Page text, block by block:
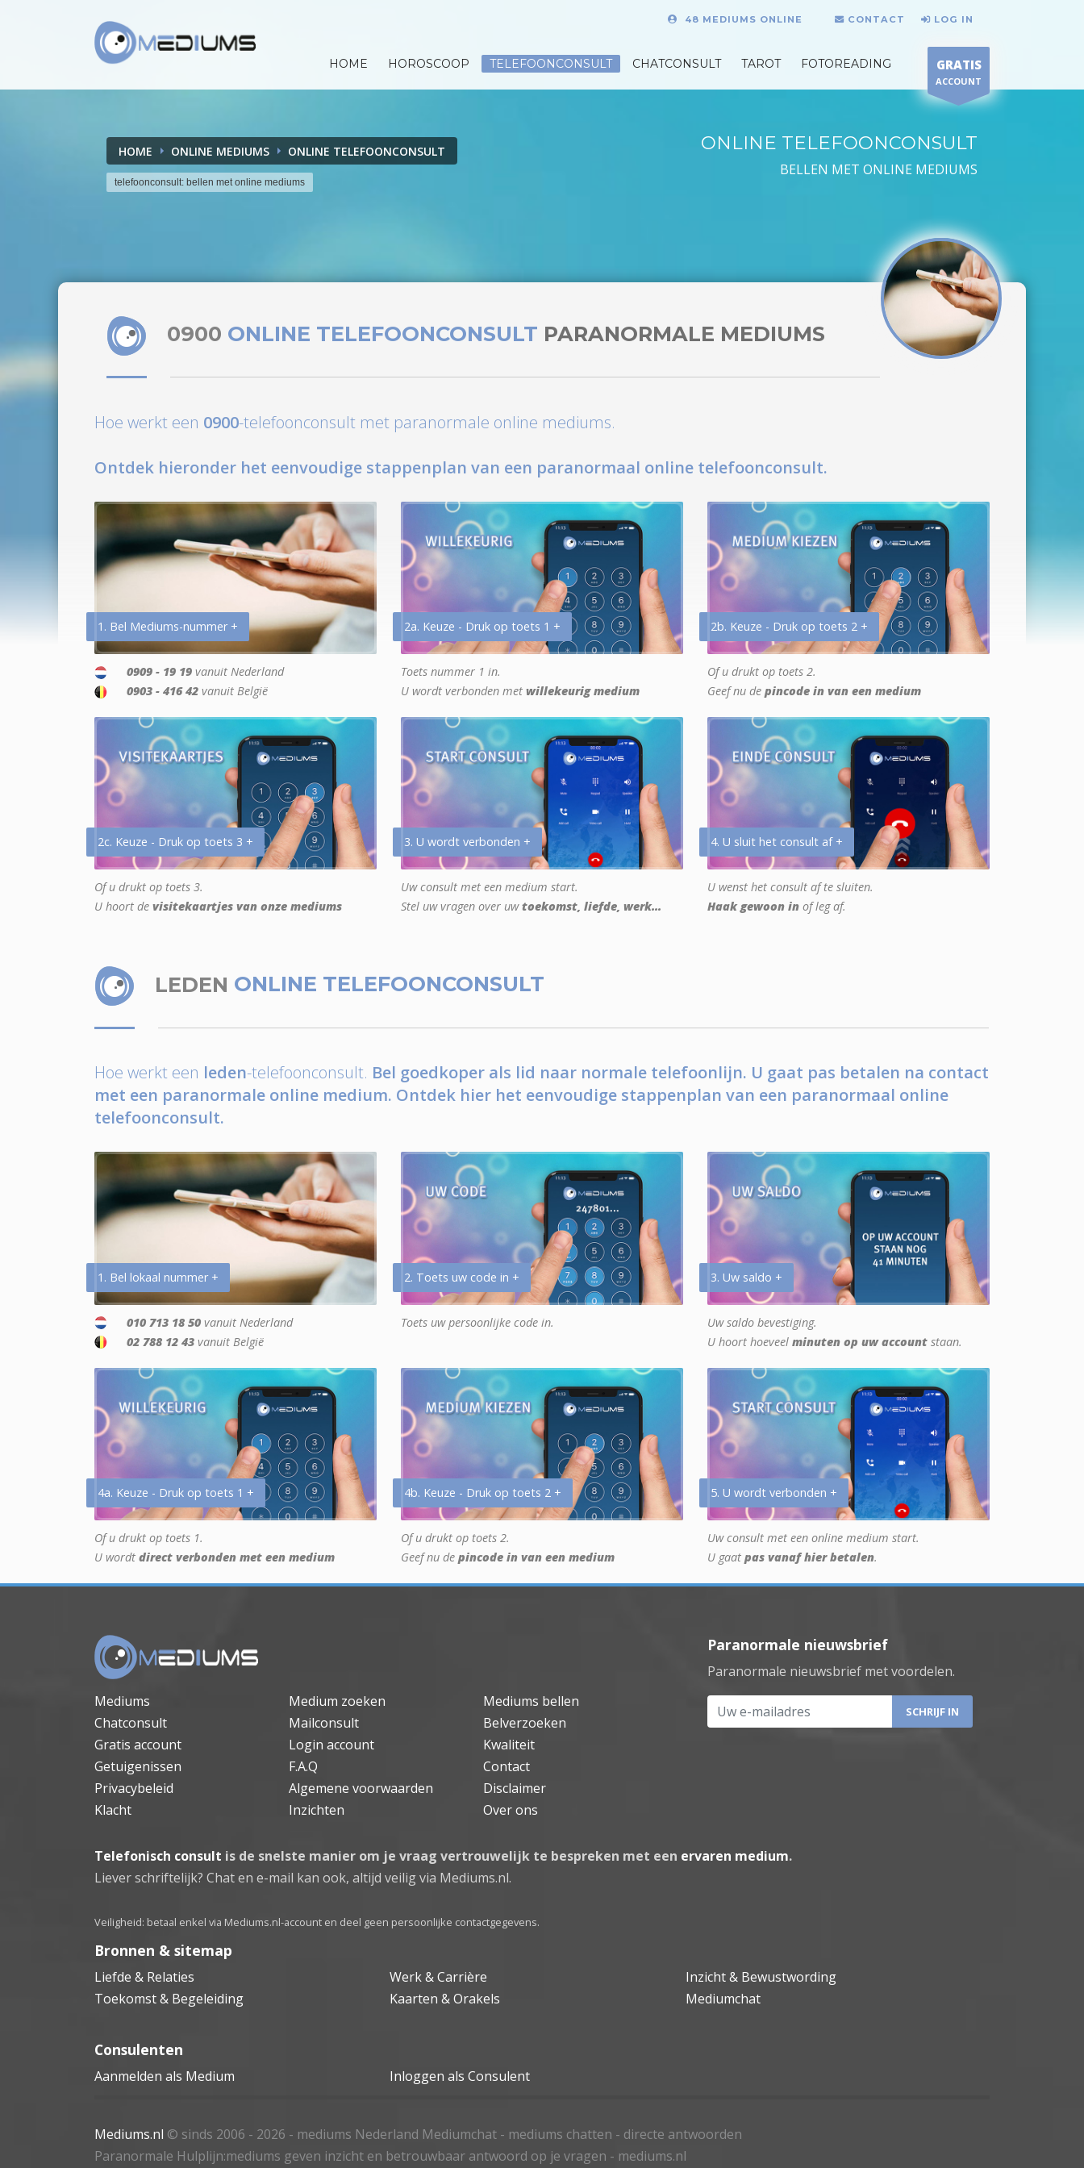
48 MEDIUMS ONLINE CONTACT LOG IN
HOME HOROSCOOP TELEFOONCONSULT CHATCONSULT TAROT FOTOREADING GRATIS
ACCOUNT
HOME ONLINE MEDIUMS ONLINE TELEFOONCONSULT
telefoonconsult: bellen met online mediums
ONLINE TELEFOONCONSULT
BELLEN MET ONLINE MEDIUMS
0900 ONLINE TELEFOONCONSULT PARANORMALE MEDIUMS
Hoe werkt een 0900-telefoonconsult met paranormale online mediums.
Ontdek hieronder het eenvoudige stappenplan van een paranormaal online telefoonconsult.
1. Bel Mediums-nummer +
0909 - 19 19 vanuit Nederland
0903 - 416 42 vanuit België
2a. Keuze - Druk op toets 1 +
Toets nummer 1 in.
U wordt verbonden met willekeurig medium
2b. Keuze - Druk op toets 2 +
Of u drukt op toets 2.
Geef nu de pincode in van een medium
2c. Keuze - Druk op toets 3 +
Of u drukt op toets 3.
U hoort de visitekaartjes van onze mediums
3. U wordt verbonden +
Uw consult met een medium start.
Stel uw vragen over uwtoekomst, liefde, werk...
4. U sluit het consult af +
U wenst het consult af te sluiten.
Haak gewoon in of leg af.
LEDEN ONLINE TELEFOONCONSULT
Hoe werkt een leden-telefoonconsult. Bel goedkoper als lid naar normale telefoonlijn. U gaat pas betalen na contact
met een paranormale online medium. Ontdek hier het eenvoudige stappenplan van een paranormaal online
telefoonconsult.
1. Bel lokaal nummer +
010 713 18 50 vanuit Nederland
02 788 12 43 vanuit België
2. Toets uw code in +
Toets uw persoonlijke code in.
3. Uw saldo +
Uw saldo bevestiging.
U hoort hoeveel minuten op uw account staan.
4a. Keuze - Druk op toets 1 +
Of u drukt op toets 1.
U wordt direct verbonden met een medium
4b. Keuze - Druk op toets 2 +
Of u drukt op toets 2.
Geef nu de pincode in van een medium
5. U wordt verbonden +
Uw consult met een online medium start.
U gaat pas vanaf hier betalen.
Mediums Medium zoeken
Mediums bellen
Chatconsult
Mailconsult
Belverzoeken
Gratis account
Login account
Kwaliteit
Getuigenissen
F.A.Q
Contact
Privacybeleid
Algemene voorwaarden
Disclaimer
Klacht
Inzichten Over ons
Paranormale nieuwsbrief
Paranormale nieuwsbrief met voordelen.
Uw e-mailadres
Telefonisch consult is de snelste manier om je vraag vertrouwelijk te bespreken met een ervaren medium.
Liever schriftelijk? Chat en e-mail kan ook, altijd veilig via Mediums.nl.
Veiligheid: betaal enkel via Mediums.nl-account en deel geen persoonlijke contactgegevens.
Bronnen & sitemap
Liefde & Relaties Werk & Carrière
Inzicht & Bewustwording
Toekomst & Begeleiding
Kaarten & Orakels Mediumchat
Consulenten
Aanmelden als Medium Inloggen als Consulent
Mediums.nl © sinds 2006 - 2026 - mediums Nederland Mediumchat - mediums chatten - directe antwoorden
Paranormale Hulplijn:mediums geven inzicht en betrouwbaar antwoord op je vragen - mediums.nl